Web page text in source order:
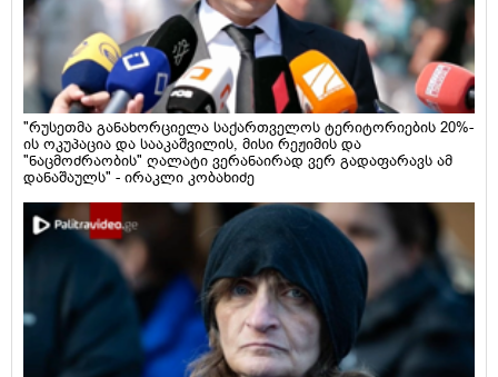
"რუსეთმა განახორციელა საქართველოს ტერიტორიების 20%-
ის ოკუპაცია და სააკაშვილის, მისი რეჟიმის და
"ნაცმოძრაობის" ღალატი ვერანაირად ვერ გადაფარავს ამ
დანაშაულს" - ირაკლი კობახიძე